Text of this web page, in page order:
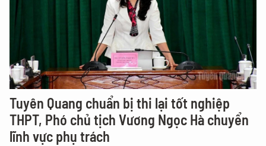
Tuyên Quang chuẩn bị thi lại tốt nghiệp
THPT, Phó chủ tịch Vương Ngọc Hà chuyển
lĩnh vực phụ trách